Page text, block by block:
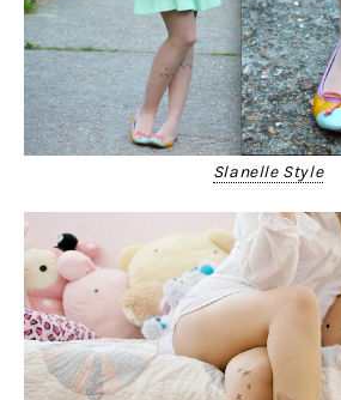
Slanelle Style